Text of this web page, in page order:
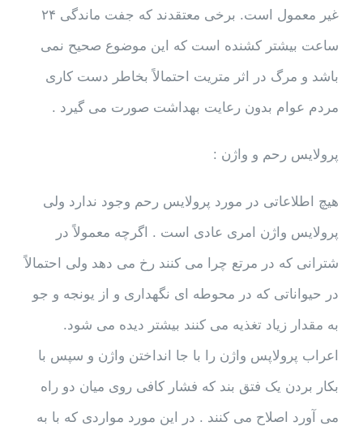
غیر معمول است. برخی معتقدند که جفت ماندگی ۲۴
ساعت بیشتر کشنده است که این موضوع صحیح نمی
باشد و مرگ در اثر متریت احتمالاً بخاطر دست کاری
مردم عوام بدون رعایت بهداشت صورت می گیرد .
پرولایس رحم و واژن :
هیچ اطلاعاتی در مورد پرولایس رحم وجود ندارد ولی
پرولایس واژن امری عادی است . اگرچه معمولاً در
شترانی که در مرتع چرا می کنند رخ می دهد ولی احتمالاً
در حیواناتی که در محوطه ای نگهداری و از یونجه و جو
به مقدار زیاد تغذیه می کنند بیشتر دیده می شود.
اعراب پرولاپس واژن را با جا انداختن واژن و سپس با
بکار بردن یک فتق بند که فشار کافی روی میان دو راه
می آورد اصلاح می کنند . در این مورد مواردی که با به